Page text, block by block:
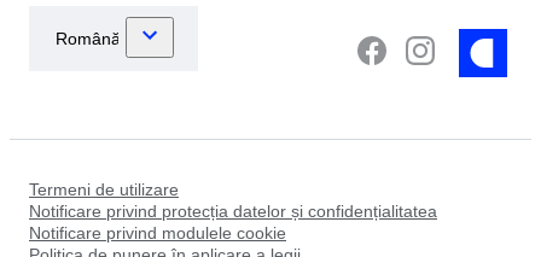
Termeni de utilizare
Notificare privind protecția datelor și confidențialitatea
Notificare privind modulele cookie